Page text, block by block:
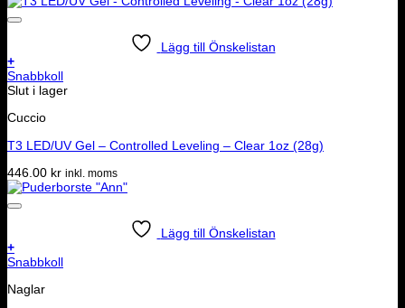
Lägg till Önskelistan
+
Snabbkoll
Slut i lager
Cuccio
T3 LED/UV Gel – Controlled Leveling – Clear 1oz (28g)
446.00 kr inkl. moms
Lägg till Önskelistan
+
Snabbkoll
Naglar